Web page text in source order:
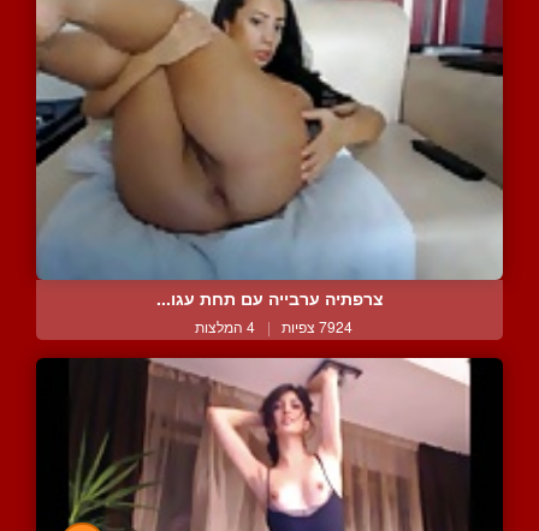
צרפתיה ערבייה עם תחת עגו...
7924 צפיות | 4 המלצות